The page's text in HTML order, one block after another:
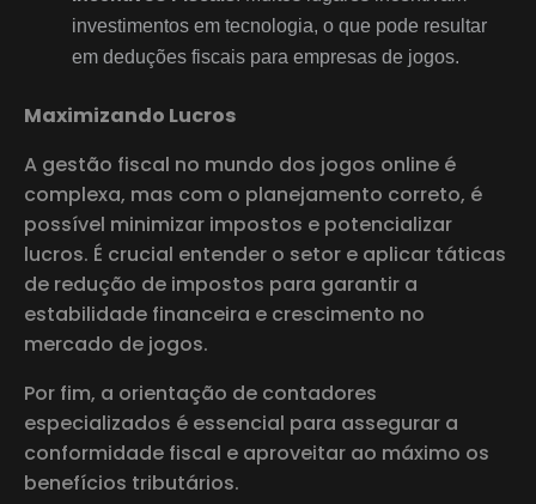
investimentos em tecnologia, o que pode resultar
em deduções fiscais para empresas de jogos.
Maximizando Lucros
A gestão fiscal no mundo dos jogos online é
complexa, mas com o planejamento correto, é
possível minimizar impostos e potencializar
lucros. É crucial entender o setor e aplicar táticas
de redução de impostos para garantir a
estabilidade financeira e crescimento no
mercado de jogos.
Por fim, a orientação de contadores
especializados é essencial para assegurar a
conformidade fiscal e aproveitar ao máximo os
benefícios tributários.